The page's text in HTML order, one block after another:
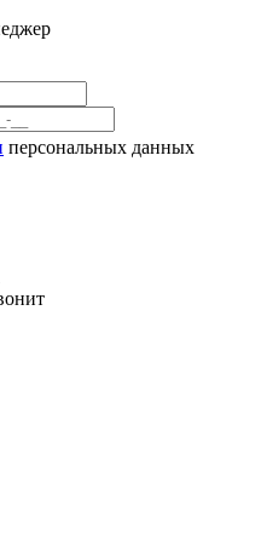
персональных данных